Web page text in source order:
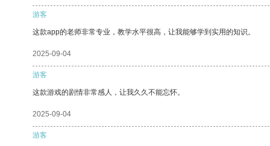
游客
这款app的老师非常专业，教学水平很高，让我能够学到实用的知识。
2025-09-04
游客
这款游戏的剧情非常感人，让我久久不能忘怀。
2025-09-04
游客